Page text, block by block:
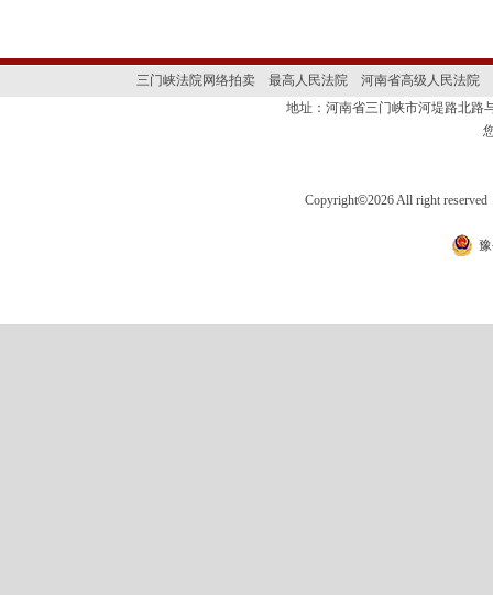
三门峡法院网络拍卖 最高人民法院
河南省高级人民法院
地址：河南省三门峡市河堤路北
Copyright©2026 All right